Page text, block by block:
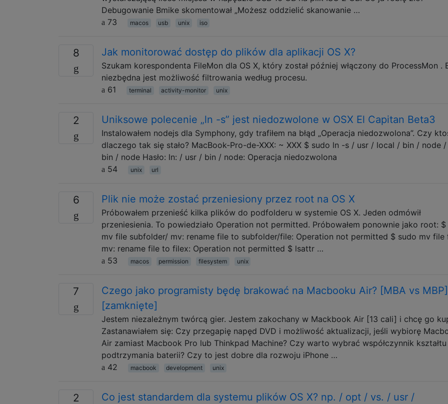
Debugowanie Bmike skomentował „Możesz oddzielić skanowanie …
73
macos usb unix iso
8 Jak monitorować dostęp do plików dla aplikacji OS X?
Szukam korespondenta FileMon dla OS X, który został później włączony do ProcessMon .
niezbędna jest możliwość filtrowania według procesu.
61
terminal activity-monitor unix
2 Uniksowe polecenie „ln -s” jest niedozwolone w OSX El Capitan Beta3
Instalowałem nodejs dla Symphony, gdy trafiłem na błąd „Operacja niedozwolona”. Czy
dlaczego tak się stało? MacBook-Pro-de-XXX: ~ XXX $ sudo ln -s / usr / local / bin / node
bin / node Hasło: ln: / usr / bin / node: Operacja niedozwolona
54
unix url
6 Plik nie może zostać przeniesiony przez root na OS X
Próbowałem przenieść kilka plików do podfolderu w systemie OS X. Jeden odmówił
przeniesienia. To powiedziało Operation not permitted. Próbowałem ponownie jako root: $
mv file subfolder/ mv: rename file to subfolder/file: Operation not permitted $ sudo mv file
mv: rename file to filex: Operation not permitted $ lsattr …
53
macos permission filesystem unix
7
Czego jako programisty będę brakować na Macbooku Air? [MBA vs MBP]
[zamknięte]
Jestem niezależnym twórcą gier. Jestem zakochany w Mackbook Air [13 cali] i chcę go
Zastanawiałem się: Czy przegapię napęd DVD i możliwość aktualizacji, jeśli wybiorę
Air zamiast Macbook Pro lub Thinkpad Machine? Czy warto wybrać współczynnik
podtrzymania baterii? Czy to jest dobre dla rozwoju iPhone …
42
macbook development unix
2 Co jest standardem dla systemu plików OS X? np. / opt / vs. / usr /